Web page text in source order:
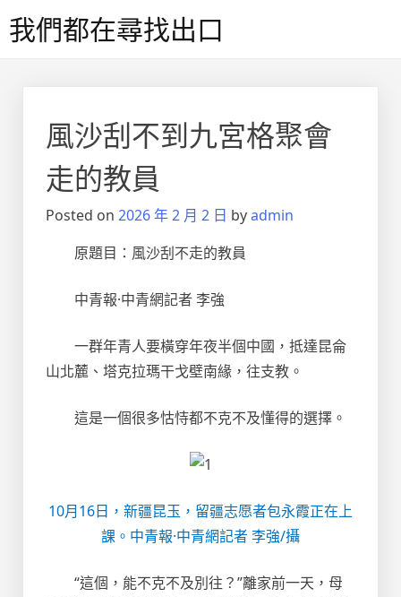
to我們都在尋找出口
風沙刮不到九宮格聚會
走的教員
Posted on 2026 年 2 月 2 日 byadmin
原題目：風沙刮不走的教員
中青報·中青網記者 李強
一群年青人要橫穿年夜半個中國，抵達昆侖
山北麓、塔克拉瑪干戈壁南緣，往支教。
這是一個很多怙恃都不克不及懂得的選擇。
10月16日，新疆昆玉，留疆志愿者包永霞正在上
課。中青報·中青網記者 李強/攝
“這個，能不克不及別往？”離家前一天，母